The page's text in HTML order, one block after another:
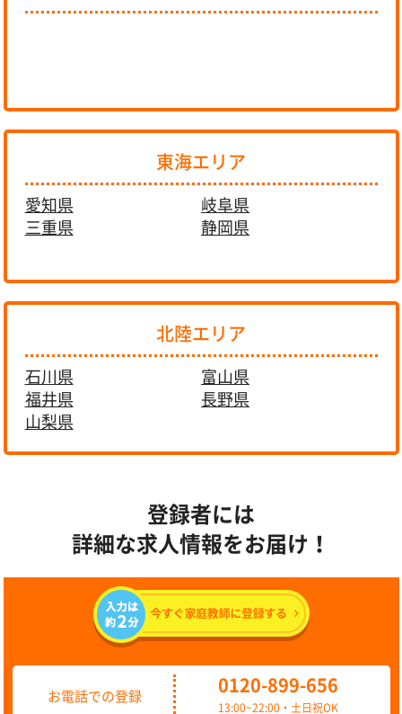
東海エリア
愛知県
岐阜県
三重県
静岡県
北陸エリア
石川県
富山県
福井県
長野県
山梨県
登録者には
詳細な求人情報をお届け！
お電話での登録
0120-899-656
13:00~22:00・土日祝OK